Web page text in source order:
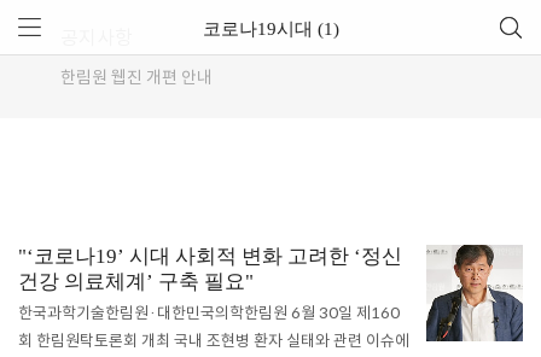
한림원 웹진 개편 안내
코로나19시대 (1)
"‘코로나19’ 시대 사회적 변화 고려한 ‘정신
건강 의료체계’ 구축 필요"
한국과학기술한림원·대한민국의학한림원 6월 30일 제160
회 한림원탁토론회 개최 국내 조현병 환자 실태와 관련 이슈에